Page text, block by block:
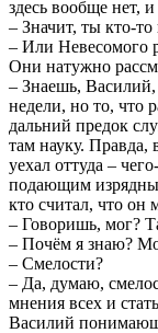
здесь вообще нет,
– Значит, ты кто-
– Или Невесомого
Они натужно
– Знаешь,
недели, но то, что
дальний предок
там науку. Правда,
уехал оттуда –
подающим
кто считал, что он
– Говоришь, мог?
– Почём я знаю?
– Смелости?
– Да, думаю,
мнения всех и
Василий